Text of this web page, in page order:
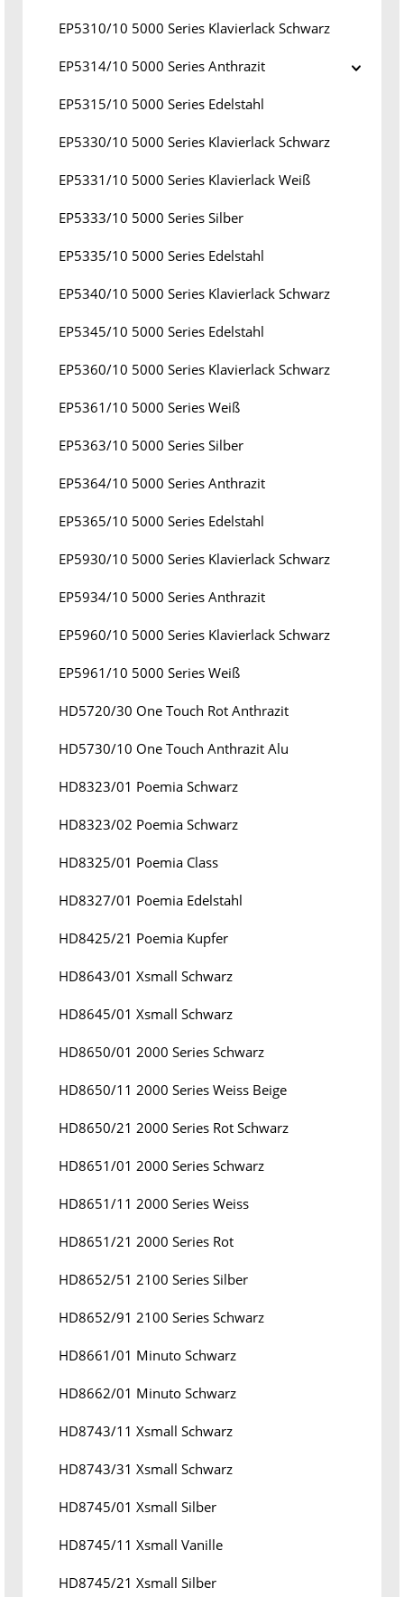
EP5310/10 5000 Series Klavierlack Schwarz
EP5314/10 5000 Series Anthrazit
EP5315/10 5000 Series Edelstahl
EP5330/10 5000 Series Klavierlack Schwarz
EP5331/10 5000 Series Klavierlack Weiß
EP5333/10 5000 Series Silber
EP5335/10 5000 Series Edelstahl
EP5340/10 5000 Series Klavierlack Schwarz
EP5345/10 5000 Series Edelstahl
EP5360/10 5000 Series Klavierlack Schwarz
EP5361/10 5000 Series Weiß
EP5363/10 5000 Series Silber
EP5364/10 5000 Series Anthrazit
EP5365/10 5000 Series Edelstahl
EP5930/10 5000 Series Klavierlack Schwarz
EP5934/10 5000 Series Anthrazit
EP5960/10 5000 Series Klavierlack Schwarz
EP5961/10 5000 Series Weiß
HD5720/30 One Touch Rot Anthrazit
HD5730/10 One Touch Anthrazit Alu
HD8323/01 Poemia Schwarz
HD8323/02 Poemia Schwarz
HD8325/01 Poemia Class
HD8327/01 Poemia Edelstahl
HD8425/21 Poemia Kupfer
HD8643/01 Xsmall Schwarz
HD8645/01 Xsmall Schwarz
HD8650/01 2000 Series Schwarz
HD8650/11 2000 Series Weiss Beige
HD8650/21 2000 Series Rot Schwarz
HD8651/01 2000 Series Schwarz
HD8651/11 2000 Series Weiss
HD8651/21 2000 Series Rot
HD8652/51 2100 Series Silber
HD8652/91 2100 Series Schwarz
HD8661/01 Minuto Schwarz
HD8662/01 Minuto Schwarz
HD8743/11 Xsmall Schwarz
HD8743/31 Xsmall Schwarz
HD8745/01 Xsmall Silber
HD8745/11 Xsmall Vanille
HD8745/21 Xsmall Silber